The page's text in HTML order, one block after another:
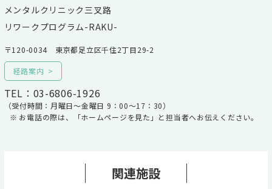
メンタルクリニック三叉路
リワークプログラム-RAKU-
〒120-0034 東京都足立区千住2丁目29-2
経路案内
TEL：03-6806-1926
（受付時間：月曜日～金曜日 9：00～17：30）
お電話の際は、「ホームページを見た」と担当者へお伝えください。
関連施設